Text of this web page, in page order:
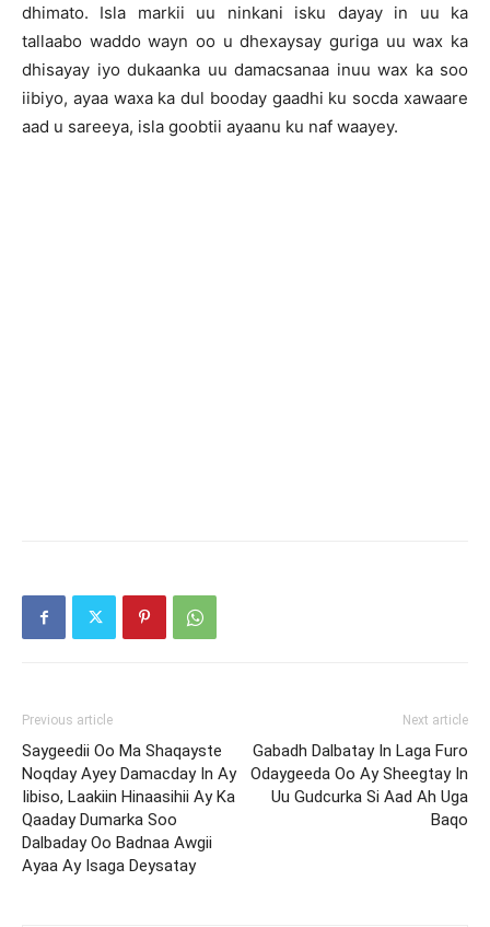
dhimato. Isla markii uu ninkani isku dayay in uu ka
tallaabo waddo wayn oo u dhexaysay guriga uu wax ka
dhisayay iyo dukaanka uu damacsanaa inuu wax ka soo
iibiyo, ayaa waxa ka dul booday gaadhi ku socda xawaare
aad u sareeya, isla goobtii ayaanu ku naf waayey.
Previous article
Saygeedii Oo Ma Shaqayste
Noqday Ayey Damacday In Ay
Iibiso, Laakiin Hinaasihii Ay Ka
Qaaday Dumarka Soo
Dalbaday Oo Badnaa Awgii
Ayaa Ay Isaga Deysatay
Next article
Gabadh Dalbatay In Laga Furo
Odaygeeda Oo Ay Sheegtay In
Uu Gudcurka Si Aad Ah Uga
Baqo